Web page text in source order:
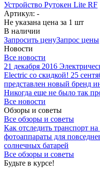
Устройство Рутокен Lite RF
Артикул: -
Не указана цена за 1 шт
В наличии
Запросить ценуЗапрос цены
Новости
Все новости
21 декабря 2016
Electric со скидкой! 25
представлен новый бренд
Никогда еще не было так
Все новости
Обзоры и советы
Все обзоры и советы
Как отследить транспорт на
фотоаппараты для
солнечных батарей
Все обзоры и советы
Будьте в курсе!